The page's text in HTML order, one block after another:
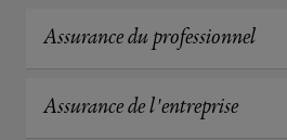
Assurance du professionnel
Assurance de l'entreprise